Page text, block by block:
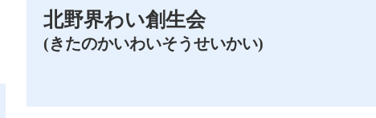
北野界わい創生会
(きたのかいわいそうせいかい)